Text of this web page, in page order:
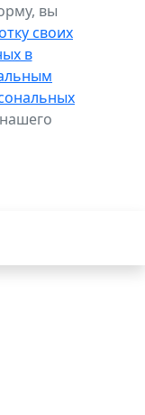
вы
своих
в
нашего